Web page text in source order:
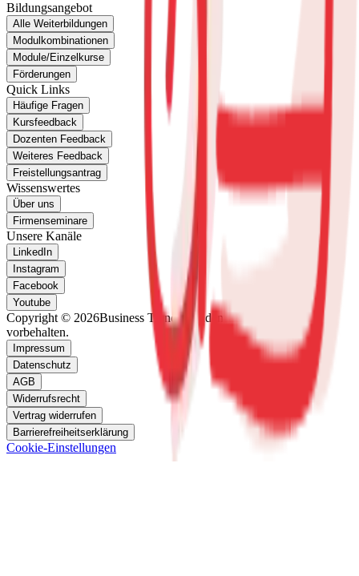
Bildungsangebot
Alle Weiterbildungen
Modulkombinationen
Module/Einzelkurse
Förderungen
Quick Links
Häufige Fragen
Kursfeedback
Dozenten Feedback
Weiteres Feedback
Freistellungsantrag
Wissenswertes
Über uns
Firmenseminare
Unsere Kanäle
LinkedIn
Instagram
Facebook
Youtube
Copyright © 2026Business Trends AcademyAlle Rechte
vorbehalten.
Impressum
Datenschutz
AGB
Widerrufsrecht
Vertrag widerrufen
Barrierefreiheitserklärung
Cookie-Einstellungen